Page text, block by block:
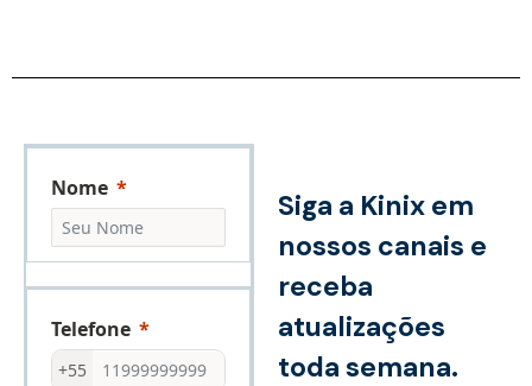
Nome
Telefone
+55
Siga a Kinix em
nossos canais e
receba
atualizações
toda semana.